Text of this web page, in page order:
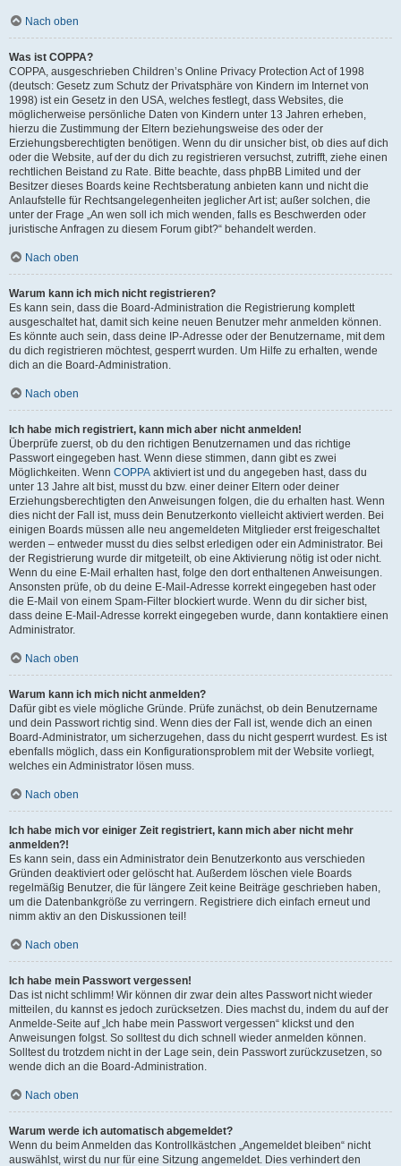
Nach oben
Was ist COPPA?
COPPA, ausgeschrieben Children’s Online Privacy Protection Act of 1998
(deutsch: Gesetz zum Schutz der Privatsphäre von Kindern im Internet von
1998) ist ein Gesetz in den USA, welches festlegt, dass Websites, die
möglicherweise persönliche Daten von Kindern unter 13 Jahren erheben,
hierzu die Zustimmung der Eltern beziehungsweise des oder der
Erziehungsberechtigten benötigen. Wenn du dir unsicher bist, ob dies auf dich
oder die Website, auf der du dich zu registrieren versuchst, zutrifft, ziehe einen
rechtlichen Beistand zu Rate. Bitte beachte, dass phpBB Limited und der
Besitzer dieses Boards keine Rechtsberatung anbieten kann und nicht die
Anlaufstelle für Rechtsangelegenheiten jeglicher Art ist; außer solchen, die
unter der Frage „An wen soll ich mich wenden, falls es Beschwerden oder
juristische Anfragen zu diesem Forum gibt?“ behandelt werden.
Nach oben
Warum kann ich mich nicht registrieren?
Es kann sein, dass die Board-Administration die Registrierung komplett
ausgeschaltet hat, damit sich keine neuen Benutzer mehr anmelden können.
Es könnte auch sein, dass deine IP-Adresse oder der Benutzername, mit dem
du dich registrieren möchtest, gesperrt wurden. Um Hilfe zu erhalten, wende
dich an die Board-Administration.
Nach oben
Ich habe mich registriert, kann mich aber nicht anmelden!
Überprüfe zuerst, ob du den richtigen Benutzernamen und das richtige
Passwort eingegeben hast. Wenn diese stimmen, dann gibt es zwei
Möglichkeiten. Wenn COPPA aktiviert ist und du angegeben hast, dass du
unter 13 Jahre alt bist, musst du bzw. einer deiner Eltern oder deiner
Erziehungsberechtigten den Anweisungen folgen, die du erhalten hast. Wenn
dies nicht der Fall ist, muss dein Benutzerkonto vielleicht aktiviert werden. Bei
einigen Boards müssen alle neu angemeldeten Mitglieder erst freigeschaltet
werden – entweder musst du dies selbst erledigen oder ein Administrator. Bei
der Registrierung wurde dir mitgeteilt, ob eine Aktivierung nötig ist oder nicht.
Wenn du eine E-Mail erhalten hast, folge den dort enthaltenen Anweisungen.
Ansonsten prüfe, ob du deine E-Mail-Adresse korrekt eingegeben hast oder
die E-Mail von einem Spam-Filter blockiert wurde. Wenn du dir sicher bist,
dass deine E-Mail-Adresse korrekt eingegeben wurde, dann kontaktiere einen
Administrator.
Nach oben
Warum kann ich mich nicht anmelden?
Dafür gibt es viele mögliche Gründe. Prüfe zunächst, ob dein Benutzername
und dein Passwort richtig sind. Wenn dies der Fall ist, wende dich an einen
Board-Administrator, um sicherzugehen, dass du nicht gesperrt wurdest. Es ist
ebenfalls möglich, dass ein Konfigurationsproblem mit der Website vorliegt,
welches ein Administrator lösen muss.
Nach oben
Ich habe mich vor einiger Zeit registriert, kann mich aber nicht mehr
anmelden?!
Es kann sein, dass ein Administrator dein Benutzerkonto aus verschieden
Gründen deaktiviert oder gelöscht hat. Außerdem löschen viele Boards
regelmäßig Benutzer, die für längere Zeit keine Beiträge geschrieben haben,
um die Datenbankgröße zu verringern. Registriere dich einfach erneut und
nimm aktiv an den Diskussionen teil!
Nach oben
Ich habe mein Passwort vergessen!
Das ist nicht schlimm! Wir können dir zwar dein altes Passwort nicht wieder
mitteilen, du kannst es jedoch zurücksetzen. Dies machst du, indem du auf der
Anmelde-Seite auf „Ich habe mein Passwort vergessen“ klickst und den
Anweisungen folgst. So solltest du dich schnell wieder anmelden können.
Solltest du trotzdem nicht in der Lage sein, dein Passwort zurückzusetzen, so
wende dich an die Board-Administration.
Nach oben
Warum werde ich automatisch abgemeldet?
Wenn du beim Anmelden das Kontrollkästchen „Angemeldet bleiben“ nicht
auswählst, wirst du nur für eine Sitzung angemeldet. Dies verhindert den